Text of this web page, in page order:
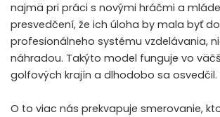
najmä pri práci s novými hráčmi a
presvedčení, že ich úloha by mala byť
profesionálneho systému vzdelávania,
náhradou. Takýto model funguje vo
golfových krajín a dlhodobo sa osvedčil.
O to viac nás prekvapuje smerovanie,